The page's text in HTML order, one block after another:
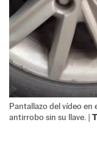
Pantallazo del vídeo
antirrobo sin su llave. |